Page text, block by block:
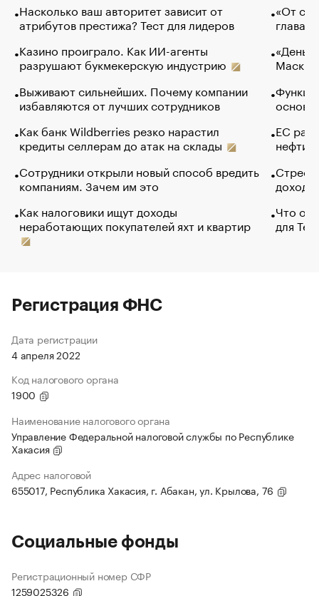
Насколько ваш авторитет зависит от
атрибутов престижа? Тест для лидеров
Казино проиграло. Как ИИ-агенты
разрушают букмекерскую индустрию
Выживают сильнейших. Почему компании
избавляются от лучших сотрудников
Как банк Wildberries резко нарастил
кредиты селлерам до атак на склады
Сотрудники открыли новый способ вредить
компаниям. Зачем им это
Как налоговики ищут доходы
неработающих покупателей яхт и квартир
«От
глава
Маск в
основ
ЕС
нефти
Что
для
Регистрация ФНС
Дата регистрации
4 апреля 2022
Код налогового органа
1900
Наименование налогового органа
Управление Федеральной налоговой службы по Республике
Хакасия
Адрес налоговой
655017, Республика Хакасия, г. Абакан, ул. Крылова, 76
Социальные фонды
Регистрационный номер СФР
1259025326